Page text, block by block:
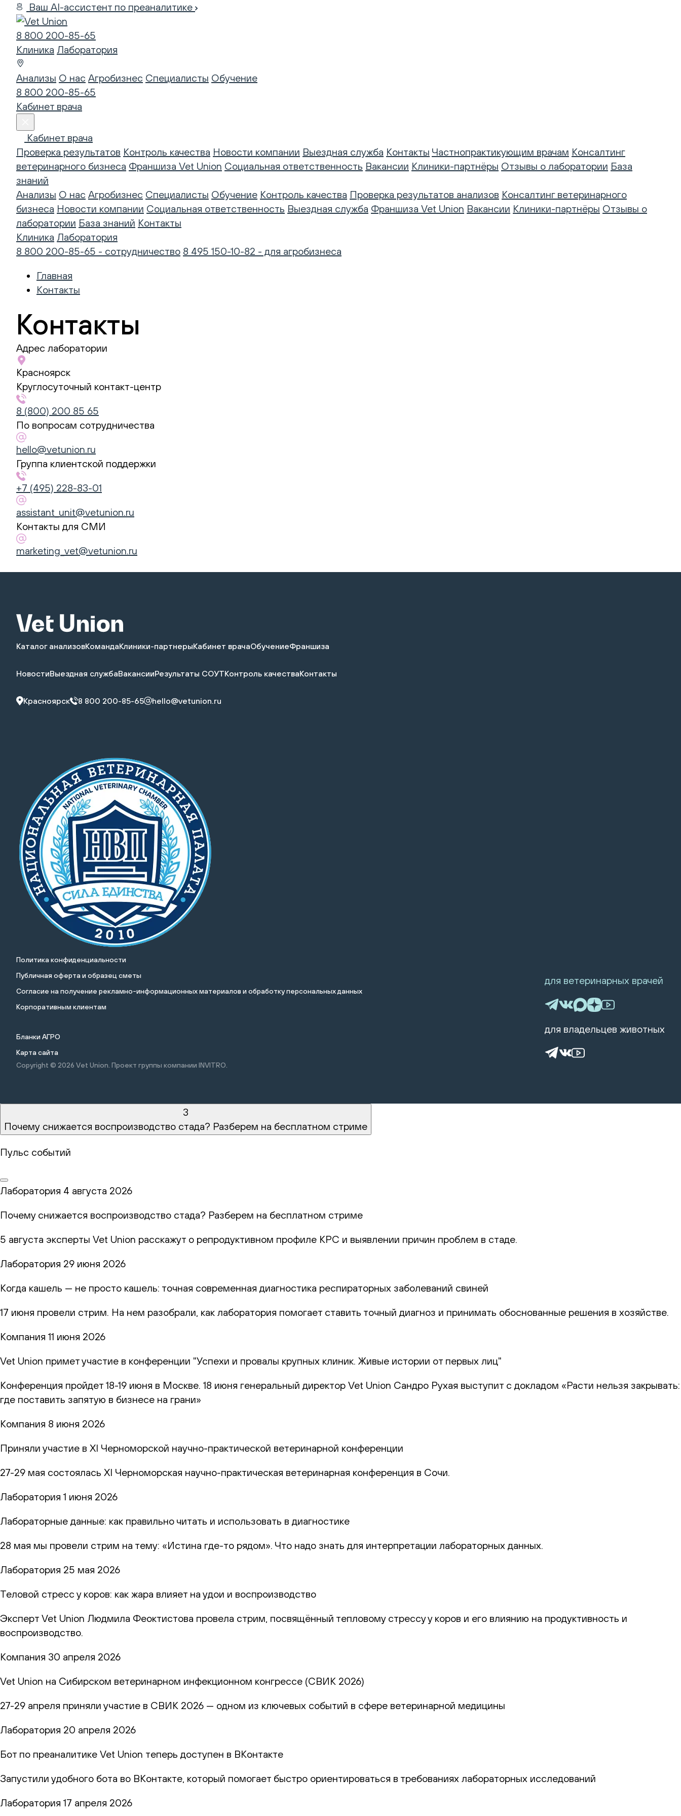
Ваш AI-ассистент по преаналитике
8 800 200-85-65
Клиника Лаборатория
Анализы О нас Агробизнес Специалисты Обучение
8 800 200-85-65
Кабинет врача
Кабинет врача
Проверка результатов Контроль качества Новости компании Выездная служба Контакты Частнопрактикующим врачам Консалтинг
ветеринарного бизнеса Франшиза Vet Union Социальная ответственность Вакансии Клиники-партнёры Отзывы о лаборатории База
знаний
Анализы О нас Агробизнес Специалисты Обучение Контроль качества Проверка результатов анализов Консалтинг ветеринарного
бизнеса Новости компании Социальная ответственность Выездная служба Франшиза Vet Union Вакансии Клиники-партнёры Отзывы о
лаборатории База знаний Контакты
Клиника Лаборатория
8 800 200-85-65 - сотрудничество 8 495 150-10-82 - для агробизнеса
Главная
Контакты
Контакты
Лаборатория
Union
Контакты:
Адрес:
600030
Красноярск
Телефон:8
(800)
200
Электронная
почта:
assistant_unit@vetunion.ru
Адрес лаборатории
Красноярск
Круглосуточный контакт-центр
8 (800) 200 85 65
По вопросам сотрудничества
hello@vetunion.ru
Группа клиентской поддержки
+7 (495) 228-83-01
assistant_unit@vetunion.ru
Контакты для СМИ
marketing_vet@vetunion.ru
Каталог анализовКомандаКлиники-партнерыКабинет врачаОбучениеФраншиза
НовостиВыездная службаВакансииРезультаты СОУТКонтроль качестваКонтакты
Красноярск 8 800 200-85-65 hello@vetunion.ru
Политика конфиденциальности
Публичная оферта и образец сметы
Cогласие на получение рекламно-информационных материалов и обработку персональных данных
Корпоративным клиентам
Бланки АГРО
Карта сайта
Copyright © 2026 Vet Union. Проект группы компании INVITRO.
для ветеринарных врачей
для владельцев животных
3
Почему снижается воспроизводство стада? Разберем на бесплатном стриме
Пульс событий
Лаборатория 4 августа 2026
Почему снижается воспроизводство стада? Разберем на бесплатном стриме
5 августа эксперты Vet Union расскажут о репродуктивном профиле КРС и выявлении причин проблем в стаде.
Лаборатория 29 июня 2026
Когда кашель — не просто кашель: точная современная диагностика респираторных заболеваний свиней
17 июня провели стрим. На нем разобрали, как лаборатория помогает ставить точный диагноз и принимать обоснованные решения в хозяйстве.
Компания 11 июня 2026
Vet Union примет участие в конференции "Успехи и провалы крупных клиник. Живые истории от первых лиц"
Конференция пройдет 18-19 июня в Москве. 18 июня генеральный директор Vet Union Сандро Рухая выступит с докладом «Расти нельзя закрывать:
где поставить запятую в бизнесе на грани»
Компания 8 июня 2026
Приняли участие в XI Черноморской научно-практической ветеринарной конференции
27-29 мая состоялась XI Черноморская научно-практическая ветеринарная конференция в Сочи.
Лаборатория 1 июня 2026
Лабораторные данные: как правильно читать и использовать в диагностике
28 мая мы провели стрим на тему: «Истина где-то рядом». Что надо знать для интерпретации лабораторных данных.
Лаборатория 25 мая 2026
Теловой стресс у коров: как жара влияет на удои и воспроизводство
Эксперт Vet Union Людмила Феоктистова провела стрим, посвящённый тепловому стрессу у коров и его влиянию на продуктивность и
воспроизводство.
Компания 30 апреля 2026
Vet Union на Сибирском ветеринарном инфекционном конгрессе (СВИК 2026)
27-29 апреля приняли участие в СВИК 2026 — одном из ключевых событий в сфере ветеринарной медицины
Лаборатория 20 апреля 2026
Бот по преаналитике Vet Union теперь доступен в ВКонтакте
Запустили удобного бота во ВКонтакте, который помогает быстро ориентироваться в требованиях лабораторных исследований
Лаборатория 17 апреля 2026